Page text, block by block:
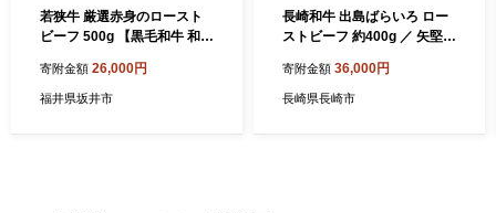
若狭牛 厳選赤身のロースト
ビーフ 500g 【黒毛和牛 和牛
牛 ロースト ビーフ 国産】 [B
-1805]
寄附金額 26,000円
福井県坂井市
長崎和牛 出島ばらいろ ロー
ストビーフ 約400g ／ 矢堅目
冷凍 惣菜 お取り寄せ グルメ
国産 加工品 長崎県 長崎市
寄附金額 36,000円
長崎県長崎市